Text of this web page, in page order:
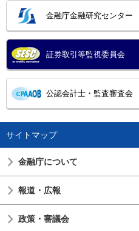
金融庁金融研究センター
証券取引等監視委員会
公認会計士・監査審査会
サイトマップ
金融庁について
報道・広報
政策・審議会